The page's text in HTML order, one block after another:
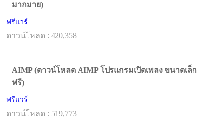
มากมาย)
ฟรีแวร์
ดาวน์โหลด : 420,358
AIMP (ดาวน์โหลด AIMP โปรแกรมเปิดเพลง ขนาดเล็ก
ฟรี)
ฟรีแวร์
ดาวน์โหลด : 519,773